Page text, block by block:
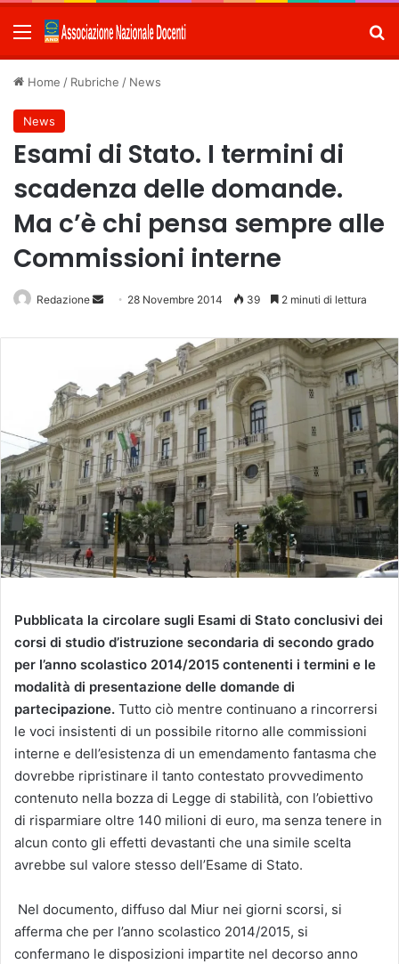
Menu
Home / Rubriche / News
News
Esami di Stato. I termini di
scadenza delle domande.
Ma c’è chi pensa sempre alle
Commissioni interne
Redazione
Invia 28 Novembre 2014 39 2 minuti di lettura
Pubblicata la circolare sugli Esami di Stato conclusivi dei
corsi di studio d’istruzione secondaria di secondo grado
per l’anno scolastico 2014/2015 contenenti i termini e le
modalità di presentazione delle domande di
partecipazione. Tutto ciò mentre continuano a rincorrersi
le voci insistenti di un possibile ritorno alle commissioni
interne e dell’esistenza di un emendamento fantasma che
dovrebbe ripristinare il tanto contestato provvedimento
contenuto nella bozza di Legge di stabilità, con l’obiettivo
di risparmiare oltre 140 milioni di euro, ma senza tenere in
alcun conto gli effetti devastanti che una simile scelta
avrebbe sul valore stesso dell’Esame di Stato.
Nel documento, diffuso dal Miur nei giorni scorsi, si
afferma che per l’anno scolastico 2014/2015, si
confermano le disposizioni impartite nel decorso anno